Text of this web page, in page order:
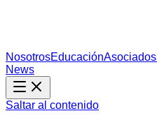
NosotrosEducaciónAsociados
News
Saltar al contenido